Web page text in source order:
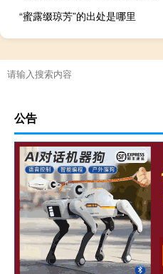
“蜜露缀琼芳”的出处是哪里
公告